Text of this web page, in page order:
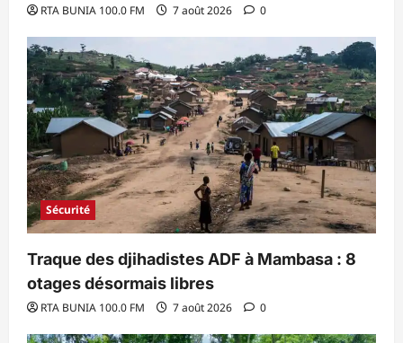
RTA BUNIA 100.0 FM 7 août 2026 0
Sécurité
Traque des djihadistes ADF à Mambasa : 8
otages désormais libres
RTA BUNIA 100.0 FM 7 août 2026 0